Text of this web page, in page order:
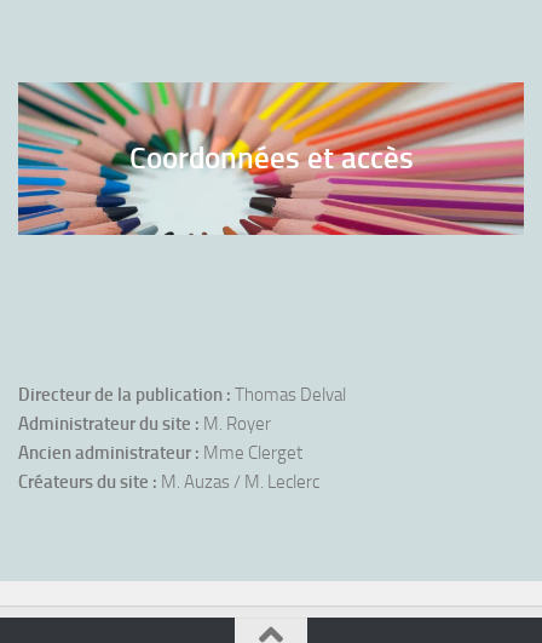
Coordonnées et accès
Directeur de la publication : Thomas Delval
Administrateur du site : M. Royer
Ancien administrateur : Mme Clerget
Créateurs du site : M. Auzas / M. Leclerc